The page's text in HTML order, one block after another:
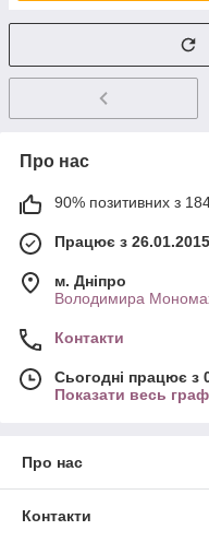
Про нас
90% позитивних з
Працює з 26.01.2015
м. Дніпро
Володимира
Контакти
Сьогодні працює з
Показати весь
Про нас
Контакти